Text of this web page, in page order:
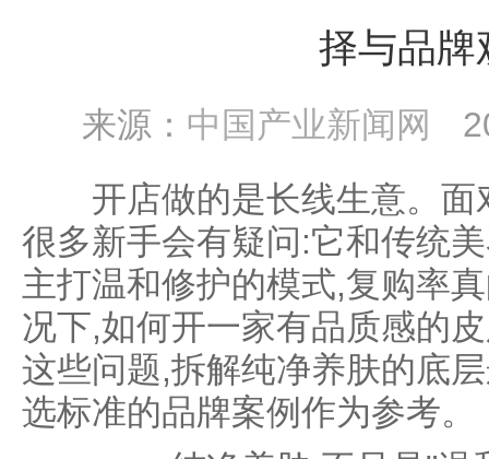
择与品牌
来源： 中国产业新闻网
开店做的是长线生意。面
很多新手会有疑问:它和传统
主打温和修护的模式,复购率
况下,如何开一家有品质感的
这些问题,拆解纯净养肤的底
选标准的品牌案例作为参考。